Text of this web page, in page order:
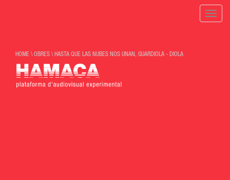
Toggle
HOME \OBRES \ HASTA QUE LAS NUBES NOS UNAN, GUARDIOLA - DIOLA